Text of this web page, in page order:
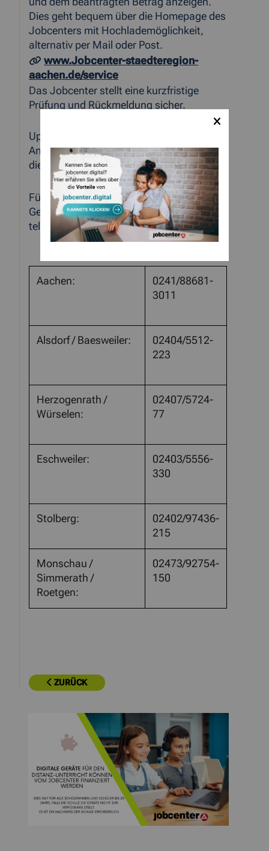
Dies geht bequem über die Homepage des
Jobcenters mit Hochlademöglichkeit,
alternativ per Mail oder Post.
www.Jobcenter-staedteregion-
aachen.de/service
Das Jobcenter stellt eine kurzfristige
Prüfung und Rückmeldung sicher.
Update 18.02.2021: HIER finden Sie
Antworten auf häufig gestellte Fragen zu
dieser Leistung und dem Verfahren.
Für Rückfragen stehen die jeweiligen
Geschäftsstellen des Jobcenters auch
telefonisch zur Verfügung:
Aachen:
0241/88681-
3011
Alsdorf / Baesweiler:
02404/5512-
223
Herzogenrath /
Würselen:
02407/5724-
77
Eschweiler:
02403/5556-
330
Stolberg:
02402/97436-
215
Monschau /
Simmerath /
Roetgen:
02473/92754-
150
ZURÜCK